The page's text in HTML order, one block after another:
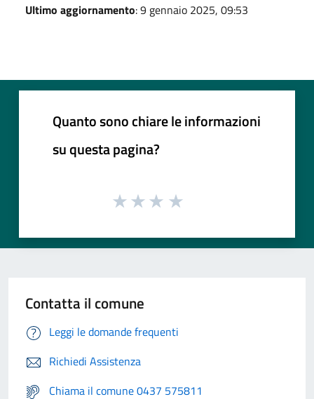
Ultimo aggiornamento: 9 gennaio 2025, 09:53
Quanto sono chiare le informazioni
su questa pagina?
Contatta il comune
Leggi le domande frequenti
Richiedi Assistenza
Chiama il comune 0437 575811